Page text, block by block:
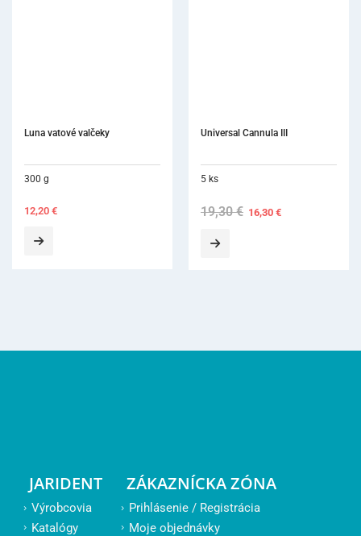
Luna vatové valčeky
300 g
12,20 €
Universal Cannula III
5 ks
19,30€ Original
price
16,30€Current
JARIDENT
Výrobcovia
Katalógy
ZÁKAZNÍCKA ZÓNA
Prihlásenie / Registrácia
Moje objednávky